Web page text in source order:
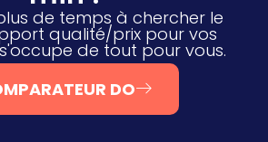
de temps à chercher le
qualité/prix pour vos
de tout pour vous.
DO